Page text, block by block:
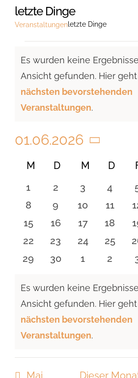
letzte Dinge
Veranstaltungen letzte Dinge
Hinweis
Es wurden keine
Ansicht gefunden. Hier
nächsten bevorstehenden
Veranstaltungen.
01.06.2026
Datum
wählen.
Kalender
von
Veranstaltungen
M MONTAG
D DIENSTAG
M D
0
Veranstaltungen
1
0
Veranstaltungen
2
0
3
0
4
0
Veranstaltungen
8
0
Veranstaltungen
9
0
10
0
11
0
0
Veranstaltungen
15
0
Veranstaltungen
16
0
17
0
18
0
0
Veranstaltungen
22
0
Veranstaltungen
23
0
24
0
25
0
0
29
0
30
0
1
0
2
Hinweis
Es wurden keine
Ansicht gefunden. Hier
nächsten bevorstehenden
Veranstaltungen.
Mai Dieser